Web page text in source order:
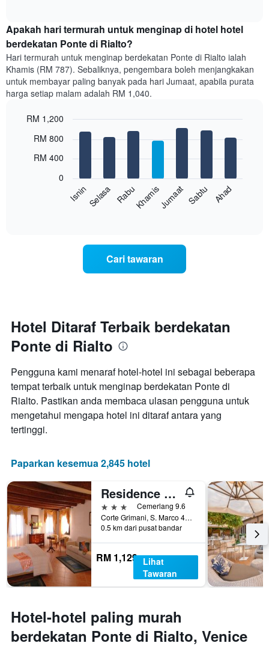
purata
bilik
setiap
bulan
Carta
mempunyai
1
memaparkan
bulan.
Carta
mempunyai
Apakah hari termurah untuk menginap di hotel hotel
berdekatan Ponte di Rialto?
Hari termurah untuk menginap berdekatan Ponte di Rialto ialah
Khamis (RM 787). Sebaliknya, pengembara boleh menjangkakan
untuk membayar paling banyak pada hari Jumaat, apabila purata
harga setiap malam adalah RM 1,040.
chart
mempunyai
1
paksi
X
memaparkan
hari
dalam
seminggu.
Carta
mempunyai
Y
yang
memaparkan
purata
harga
bilik
graphic.
IsninSelasa RabuKhamisJumaatSabtu Ahad
0
RM 400
RM 800
RM 1,200
Cari tawaran
Hotel Ditaraf Terbaik berdekatan
Ponte di Rialto
Pengguna kami menaraf hotel-hotel ini sebagai beberapa
tempat terbaik untuk menginap berdekatan Ponte di
Rialto. Pastikan anda membaca ulasan pengguna untuk
mengetahui mengapa hotel ini ditaraf antara yang
tertinggi.
Paparkan kesemua 2,845 hotel
Residence Corte Grimani
3 bintangCemerlang 9.6
Corte Grimani, S. Marco 4402, Venice, Veneto, Itali
0.5 km dari pusat bandar
RM 1,129 Lihat
Tawaran
Hotel-hotel paling murah
berdekatan Ponte di Rialto, Venice